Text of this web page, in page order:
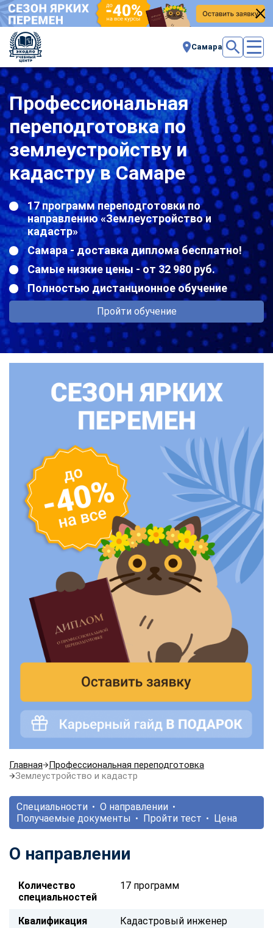
Самара
Профессиональная
переподготовка по
землеустройству и
кадастру в Самаре
17 программ переподготовки по
направлению «Землеустройство и
кадастр»
Самара - доставка диплома бесплатно!
Самые низкие цены - от 32 980 руб.
Полностью дистанционное обучение
Пройти обучение
Главная
Профессиональная переподготовка
Землеустройство и кадастр
Специальности
О направлении
Получаемые документы
Пройти тест Цена
О направлении
Количество
специальностей
17 программ
Квалификация Кадастровый инженер